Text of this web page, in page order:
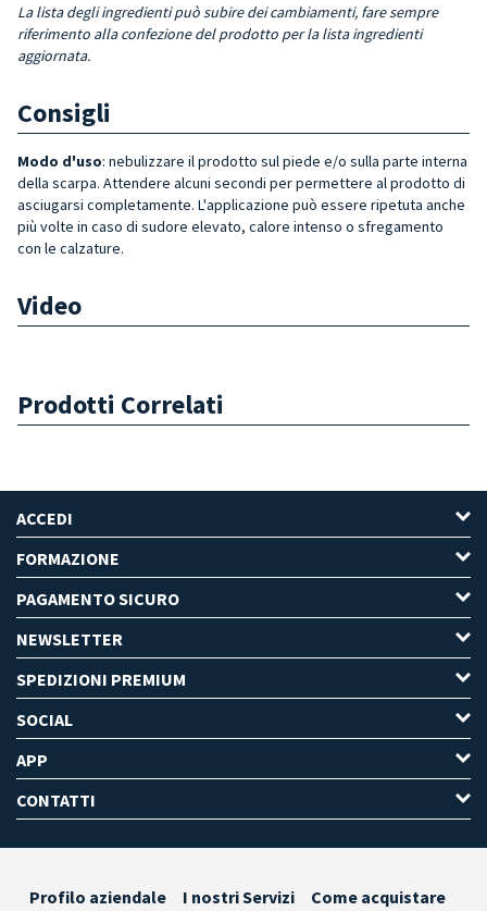
La lista degli ingredienti può subire dei cambiamenti, fare sempre
riferimento alla confezione del prodotto per la lista ingredienti
aggiornata.
Consigli
Modo d'uso: nebulizzare il prodotto sul piede e/o sulla parte interna
della scarpa. Attendere alcuni secondi per permettere al prodotto di
asciugarsi completamente. L'applicazione può essere ripetuta anche
più volte in caso di sudore elevato, calore intenso o sfregamento
con le calzature.
Video
Prodotti Correlati
ACCEDI
FORMAZIONE
PAGAMENTO SICURO
NEWSLETTER
SPEDIZIONI PREMIUM
SOCIAL
APP
CONTATTI
Profilo aziendale I nostri Servizi Come acquistare